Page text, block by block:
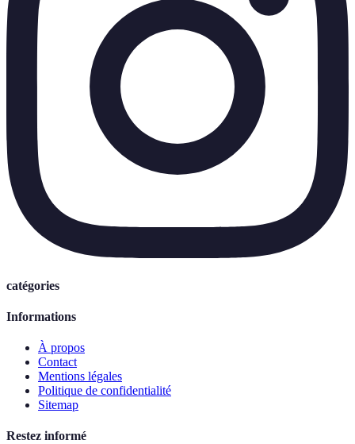
catégories
Informations
À propos
Contact
Mentions légales
Politique de confidentialité
Sitemap
Restez informé